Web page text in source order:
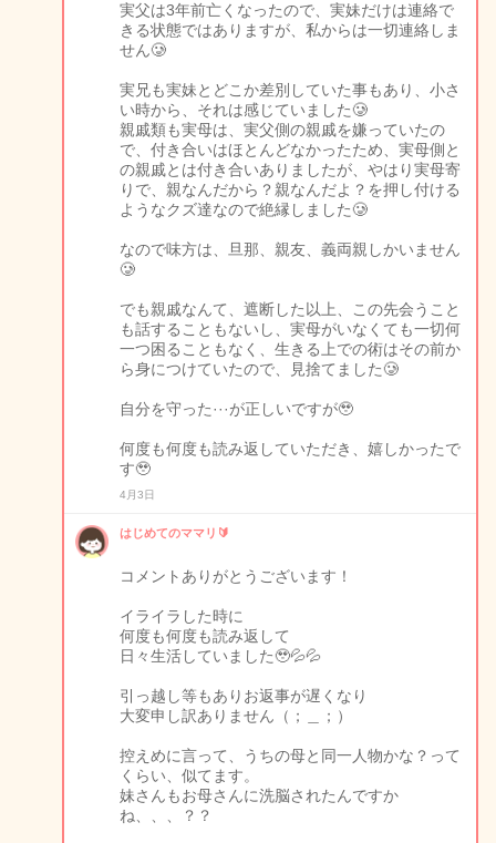
実父は3年前亡くなったので、実妹だけは連絡で
きる状態ではありますが、私からは一切連絡しま
せん🥲
実兄も実妹とどこか差別していた事もあり、小さ
い時から、それは感じていました🥲
親戚類も実母は、実父側の親戚を嫌っていたの
で、付き合いはほとんどなかったため、実母側と
の親戚とは付き合いありましたが、やはり実母寄
りで、親なんだから？親なんだよ？を押し付ける
ようなクズ達なので絶縁しました🥲
なので味方は、旦那、親友、義両親しかいません
🥲
でも親戚なんて、遮断した以上、この先会うこと
も話することもないし、実母がいなくても一切何
一つ困ることもなく、生きる上での術はその前か
ら身につけていたので、見捨てました🥲
自分を守った···が正しいですが🥹
何度も何度も読み返していただき、嬉しかったで
す🥹
4月3日
はじめてのママリ🔰
コメントありがとうございます！
イライラした時に
何度も何度も読み返して
日々生活していました🥹💦💦
引っ越し等もありお返事が遅くなり
大変申し訳ありません（；＿；）
控えめに言って、うちの母と同一人物かな？って
くらい、似てます。
妹さんもお母さんに洗脳されたんですか
ね、、、？？